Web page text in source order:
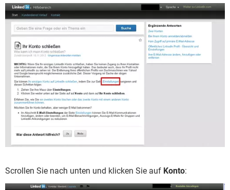
Scrollen Sie nach unten und klicken Sie auf Konto: